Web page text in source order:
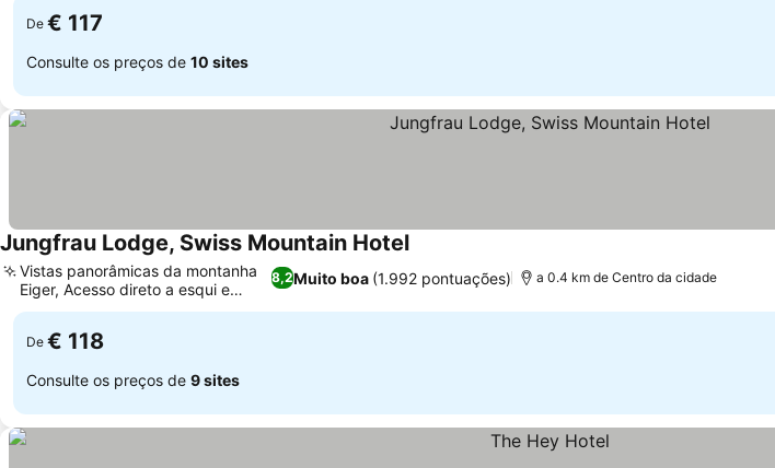
De € 117
Consulte os preços de 10 sites
Jungfrau Lodge, Swiss Mountain HotelVer preços
8,2Muito boa (1.992 pontuações)
Vistas panorâmicas da montanha
Eiger, Acesso direto a esqui e
trilhas
a 0.4 km de Centro da cidade
De € 118
Consulte os preços de 9 sites